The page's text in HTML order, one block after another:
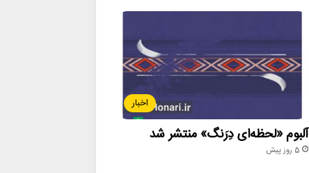
اخبار
آلبوم «لحظه‌ای دِرَنگ» منتشر شد
5 روز پیش